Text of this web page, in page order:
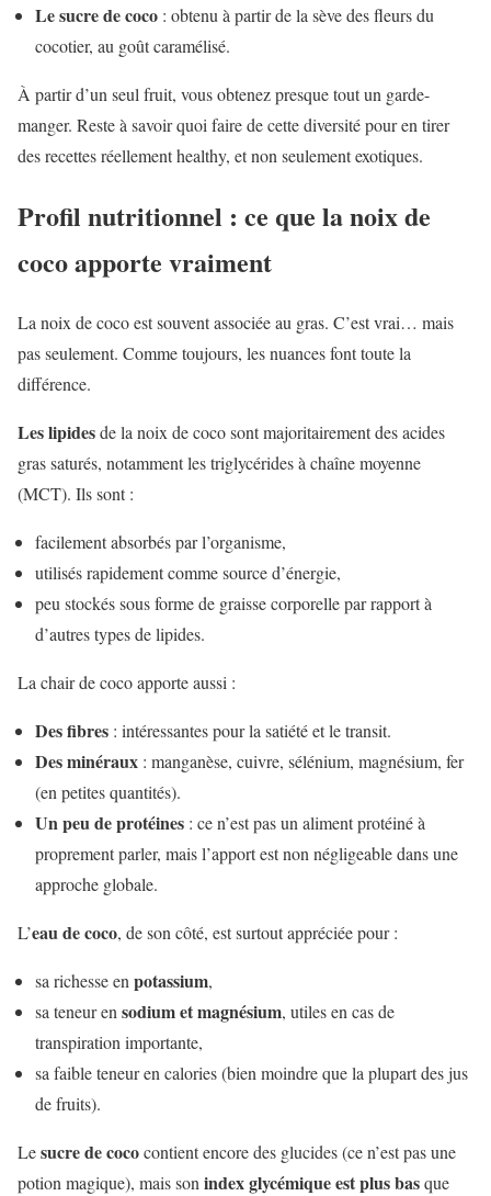
Le sucre de coco : obtenu à partir de la sève des fleurs du
cocotier, au goût caramélisé.
À partir d’un seul fruit, vous obtenez presque tout un garde-
manger. Reste à savoir quoi faire de cette diversité pour en tirer
des recettes réellement healthy, et non seulement exotiques.
Profil nutritionnel : ce que la noix de
coco apporte vraiment
La noix de coco est souvent associée au gras. C’est vrai… mais
pas seulement. Comme toujours, les nuances font toute la
différence.
Les lipidesde la noix de coco sont majoritairement des acides
gras saturés, notamment les triglycérides à chaîne moyenne
(MCT). Ils sont :
facilement absorbés par l’organisme,
utilisés rapidement comme source d’énergie,
peu stockés sous forme de graisse corporelle par rapport à
d’autres types de lipides.
La chair de coco apporte aussi :
Des fibres : intéressantes pour la satiété et le transit.
Des minéraux : manganèse, cuivre, sélénium, magnésium, fer
(en petites quantités).
Un peu de protéines : ce n’est pas un aliment protéiné à
proprement parler, mais l’apport est non négligeable dans une
approche globale.
L’eau de coco, de son côté, est surtout appréciée pour :
sa richesse en potassium,
sa teneur en sodium et magnésium, utiles en cas de
transpiration importante,
sa faible teneur en calories (bien moindre que la plupart des jus
de fruits).
Lesucre de cococontient encore des glucides (ce n’est pas une
potion magique), mais son index glycémique est plus basque